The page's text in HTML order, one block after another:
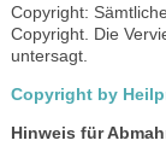
Copyright:
Copyright. Die
untersagt.
Copyright by
Hinweis für